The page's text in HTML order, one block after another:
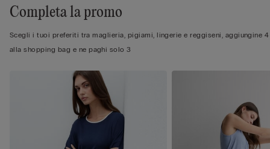
Completa la promo
Scegli i tuoi preferiti tra maglieria, pigiami, lingerie e reggiseni, aggiungine 4
alla shopping bag e ne paghi solo 3